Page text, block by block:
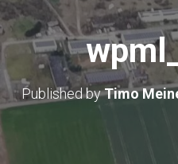
Published byTimo